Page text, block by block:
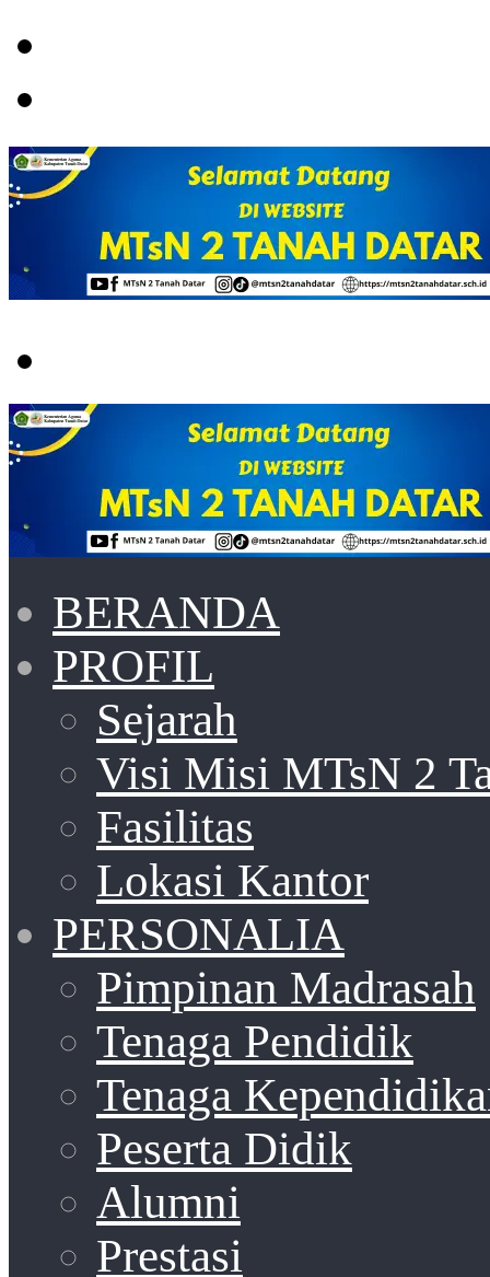
BERANDA
PROFIL
Sejarah
Visi Misi MTsN 2
Fasilitas
Lokasi Kantor
PERSONALIA
Pimpinan Madrasah
Tenaga Pendidik
Tenaga
Peserta Didik
Alumni
Prestasi